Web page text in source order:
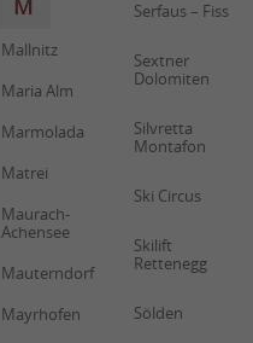
M
Mallnitz
Maria Alm
Marmolada
Matrei
Maurach-
Achensee
Mauterndorf
Mayrhofen
Serfaus – Fiss
Sextner
Dolomiten
Silvretta
Montafon
Ski Circus
Skilift
Rettenegg
Sölden